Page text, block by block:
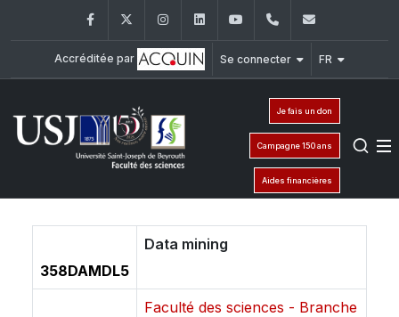
FacebookTwitter InstagramLinkedInYouTube+961 (1) 421 368
Accréditée par Se connecter FR
Je fais un don
Campagne 150 ans
Aides financières
358DAMDL5
Data mining
Faculté des sciences - Branche